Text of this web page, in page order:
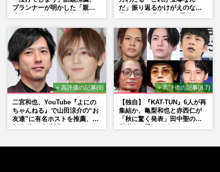
プランナーが明かした「親に
だ」振り返るかけがえのない
⭐ 高評価の記事(9)
二宮和也、YouTube『よにの
ちゃんねる』で山田涼介の“お
友達”に有名ホストを推薦、歌
⭐ 高評価の記事(8.7)
【独自】『KAT-TUN』6人が再
集結か、亀梨和也と赤西仁が
「秋に驚く発表」田中聖の刑